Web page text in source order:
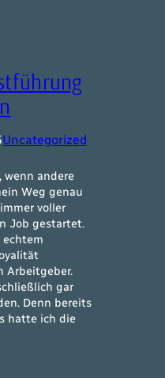
Uncategorized
wenn andere
Weg genau
voller
Job gestartet.
echtem
Arbeitgeber.
gar
Denn bereits
hatte ich die